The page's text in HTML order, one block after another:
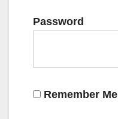
Password
Remember Me